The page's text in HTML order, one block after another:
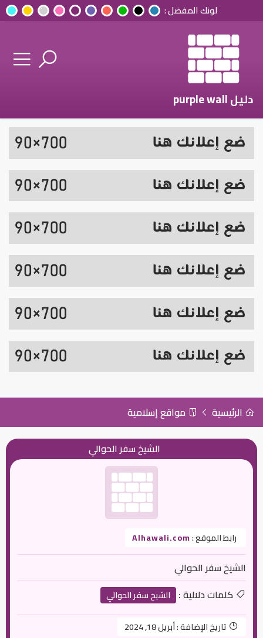
لونك المفضل :
دليل purple wall
الرئيسية مواقع إسلامية
الشيخ سفر الحوالي
رابط الموقع :Alhawali.com
الشيخ سفر الحوالي
كلمات دلالية :
الشيخ سفر الحوالي
تاريخ الإضافة :أبريل 18, 2024